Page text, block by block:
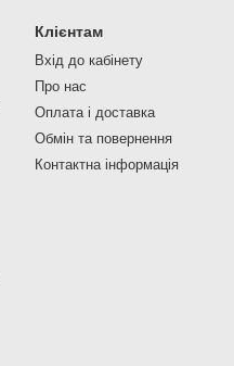
Клієнтам
Вхід до кабінету
Про нас
Оплата і доставка
Обмін та повернення
Контактна інформація